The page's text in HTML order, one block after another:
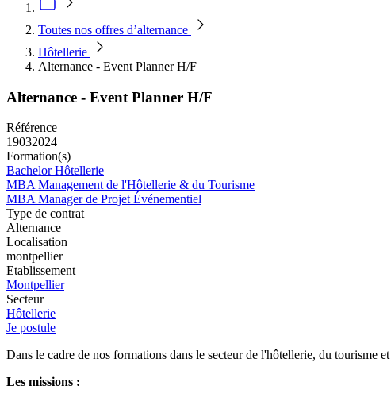
Toutes nos offres d’alternance
Hôtellerie
Alternance - Event Planner H/F
Alternance - Event Planner H/F
Référence
19032024
Formation(s)
Bachelor Hôtellerie
MBA Management de l'Hôtellerie & du Tourisme
MBA Manager de Projet Événementiel
Type de contrat
Alternance
Localisation
montpellier
Etablissement
Montpellier
Secteur
Hôtellerie
Je postule
Dans le cadre de nos formations dans le secteur de l'hôtellerie, du tourisme
Les missions :